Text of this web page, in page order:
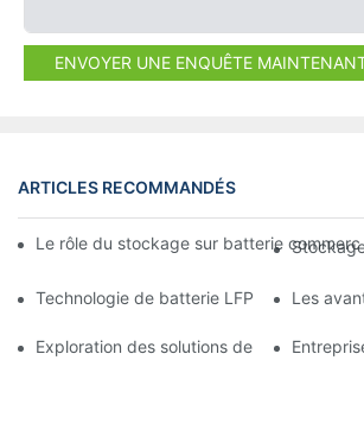
ENVOYER UNE ENQUÊTE
ARTICLES RECOMMANDÉS
Le rôle du stockage sur batterie
Technologie de batterie LFP : une option
Les
Exploration des solutions de stockage